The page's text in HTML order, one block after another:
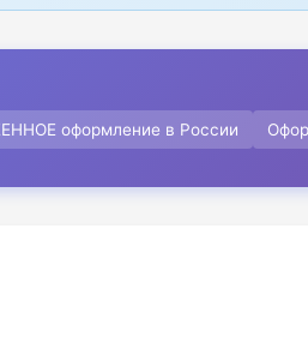
оформление в России